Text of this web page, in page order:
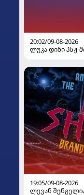
20:02/09-08-2026
ლუკა დინი პსჟ-
19:05/09-08-2026
ლევან